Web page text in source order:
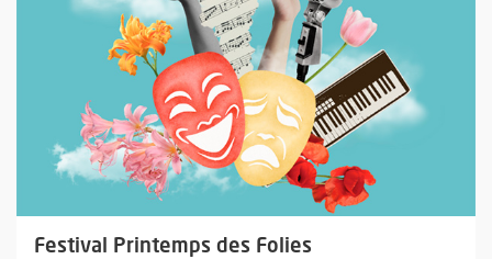
Festival Printemps des Folies